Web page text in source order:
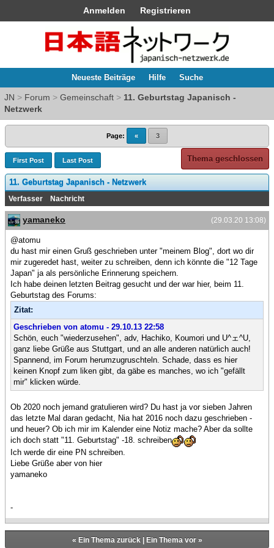
Anmelden Registrieren
Neueste Beiträge Hilfe Suche
JN > Forum > Gemeinschaft > 11. Geburtstag Japanisch -
Netzwerk
Page: « 3
First Post Last Post Thema geschlossen
11. Geburtstag Japanisch - Netzwerk
Verfasser Nachricht
(29.03.20 13:08)
yamaneko
@atomu
du hast mir einen Gruß geschrieben unter "meinem Blog", dort wo dir
mir zugeredet hast, weiter zu schreiben, denn ich könnte die "12 Tage
Japan" ja als persönliche Erinnerung speichern.
Ich habe deinen letzten Beitrag gesucht und der war hier, beim 11.
Geburtstag des Forums:
Zitat:
Geschrieben von atomu - 29.10.13 22:58
Schön, euch "wiederzusehen", adv, Hachiko, Koumori und U^ェ^U,
ganz liebe Grüße aus Stuttgart, und an alle anderen natürlich auch!
Spannend, im Forum herumzugruschteln. Schade, dass es hier
keinen Knopf zum liken gibt, da gäbe es manches, wo ich "gefällt
mir" klicken würde.
Ob 2020 noch jemand gratulieren wird? Du hast ja vor sieben Jahren
das letzte Mal daran gedacht, Nia hat 2016 noch dazu geschrieben -
und heuer? Ob ich mir im Kalender eine Notiz mache? Aber da sollte
ich doch statt "11. Geburtstag" -18. schreiben
Ich werde dir eine PN schreiben.
Liebe Grüße aber von hier
yamaneko
-
« Ein Thema zurück| Ein Thema vor»